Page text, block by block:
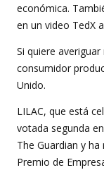
económica.
en un video TedX
Si quiere
consumidor
Unido.
LILAC, que está
votada segunda
The Guardian y
Premio de